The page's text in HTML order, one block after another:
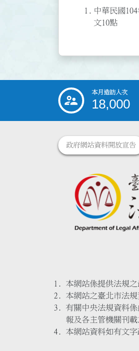
1.
中華民國
文10點
::: 本月造訪人次
18,000
政府網站資料開放宣告
本網站係提供法規
本網站之臺北市法
有關中央法規資料
報及各主管機關刊載
本網站資料如有文